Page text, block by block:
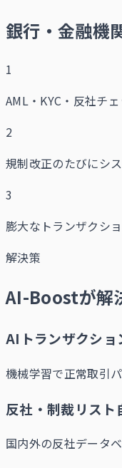
銀行・金融機
1
AML・KYC・反社チ
2
規制改正のたびにシ
3
膨大なトランザクシ
解決策
AI-Boostが解
AIトランザクショ
機械学習で正常取引
反社・制裁リスト
国内外の反社データ